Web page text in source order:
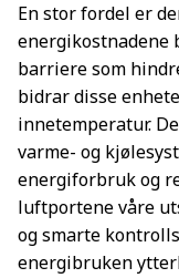
En stor fordel er
energikostnadene
barriere som
bidrar disse
innetemperatur.
varme- og
energiforbruk og
luftportene våre
og smarte
energibruken